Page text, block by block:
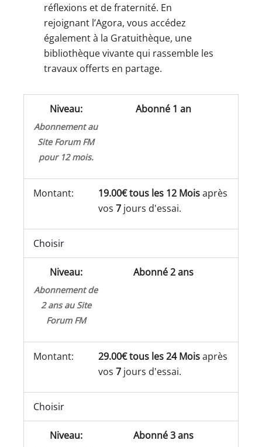
réflexions et de fraternité. En
rejoignant l’Agora, vous accédez
également à la Gratuithèque, une
bibliothèque vivante qui rassemble les
travaux offerts en partage.
Abonné 1 an
Abonnement au
Site Forum FM
pour 12 mois.
19.00€ tous les 12 Moisaprès
vos7 jours d'essai.
Choisir
Abonné 2 ans
Abonnement de
2 ans au Site
Forum FM
29.00€ tous les 24 Moisaprès
vos7 jours d'essai.
Choisir
Abonné 3 ans